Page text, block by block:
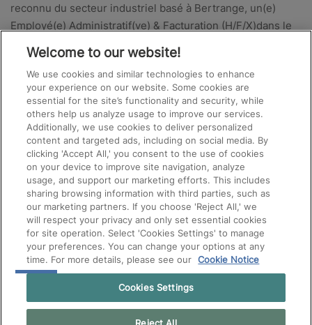
reconnu du secteur industriel basé à Bertrange, un(e)
Employé(e) Administratif(ve) & Facturation (H/F/X)dans le
Welcome to our website!
We use cookies and similar technologies to enhance
your experience on our website. Some cookies are
essential for the site’s functionality and security, while
others help us analyze usage to improve our services.
Additionally, we use cookies to deliver personalized
content and targeted ads, including on social media. By
clicking 'Accept All,' you consent to the use of cookies
on your device to improve site navigation, analyze
usage, and support our marketing efforts. This includes
sharing browsing information with third parties, such as
our marketing partners. If you choose 'Reject All,' we
will respect your privacy and only set essential cookies
for site operation. Select 'Cookies Settings' to manage
your preferences. You can change your options at any
time. For more details, please see our Cookie Notice
Cookies Settings